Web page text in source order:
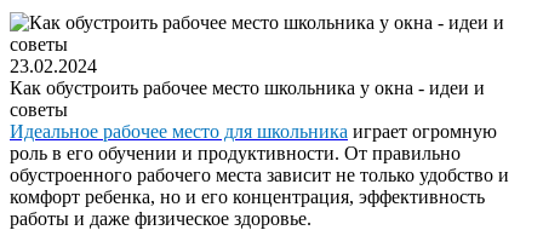
23.02.2024
Как обустроить рабочее место школьника у окна - идеи и
советы
Идеальное рабочее место для школьника играет огромную
роль в его обучении и продуктивности. От правильно
обустроенного рабочего места зависит не только удобство и
комфорт ребенка, но и его концентрация, эффективность
работы и даже физическое здоровье.